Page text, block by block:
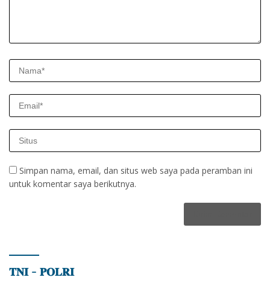
Simpan nama, email, dan situs web saya pada peramban ini
untuk komentar saya berikutnya.
𝐓𝐍𝐈 – 𝐏𝐎𝐋𝐑𝐈